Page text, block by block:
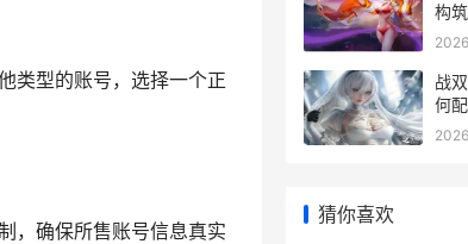
类型的账号，选择一个正
，确保所售账号信息真实
构
锁
战
何
意识
猜你喜欢